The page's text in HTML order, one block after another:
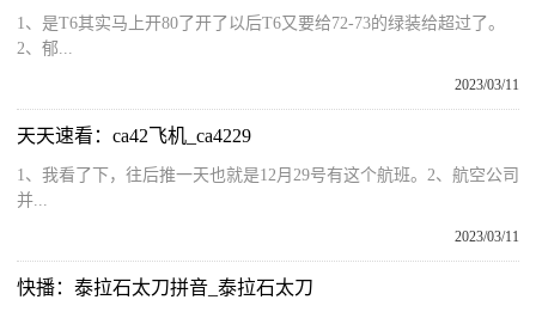
1、是T6其实马上开80了开了以后T6又要给72-73的绿装给超过了。
2、郁...
2023/03/11
天天速看：ca42飞机_ca4229
1、我看了下，往后推一天也就是12月29号有这个航班。2、航空公司
并...
2023/03/11
快播：泰拉石太刀拼音_泰拉石太刀